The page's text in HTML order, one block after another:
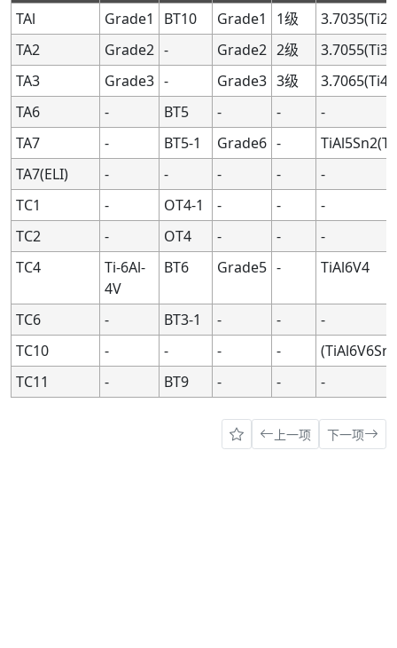
TAl Grade1 BT10 Grade1 1级
3.7035(Ti2)
TA2
Grade2 - Grade2 2级
3.7055(Ti3)
TA3
Grade3 - Grade3 3级
3.7065(Ti4)
TA6
- BT5 - -
-
TA7
- BT5-1 Grade6 -
TA7(ELI)
- - - -
-
TC1
- OT4-1 - -
-
TC2
- OT4 - -
-
TC4
Ti-6Al-
4V
BT6 Grade5 - TiAl6V4
TC6 - BT3-1 - -
-
TC10
- - - -
TC11
- BT9 - - -
上一项 下一项